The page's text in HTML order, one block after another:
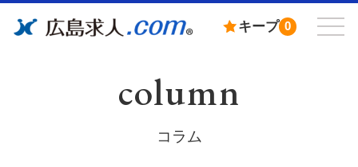
キープ 0
column
コラム